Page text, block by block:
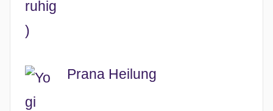
Prana Heilung